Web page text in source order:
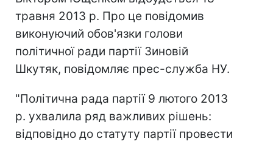
травня 2013 р. Про це повідомив
виконуючий обов'язки голови
політичної ради партії Зиновій
Шкутяк, повідомляє прес-служба НУ.
"Політична рада партії 9 лютого 2013
р. ухвалила ряд важливих рішень:
відповідно до статуту партії провести